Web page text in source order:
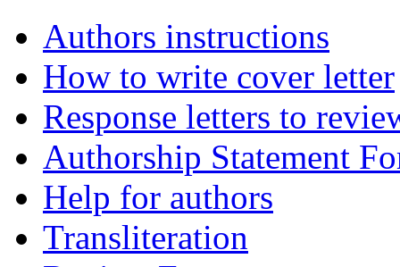
Authors instructions
How to write cover letter
Response letters to
Authorship Statement
Help for authors
Transliteration